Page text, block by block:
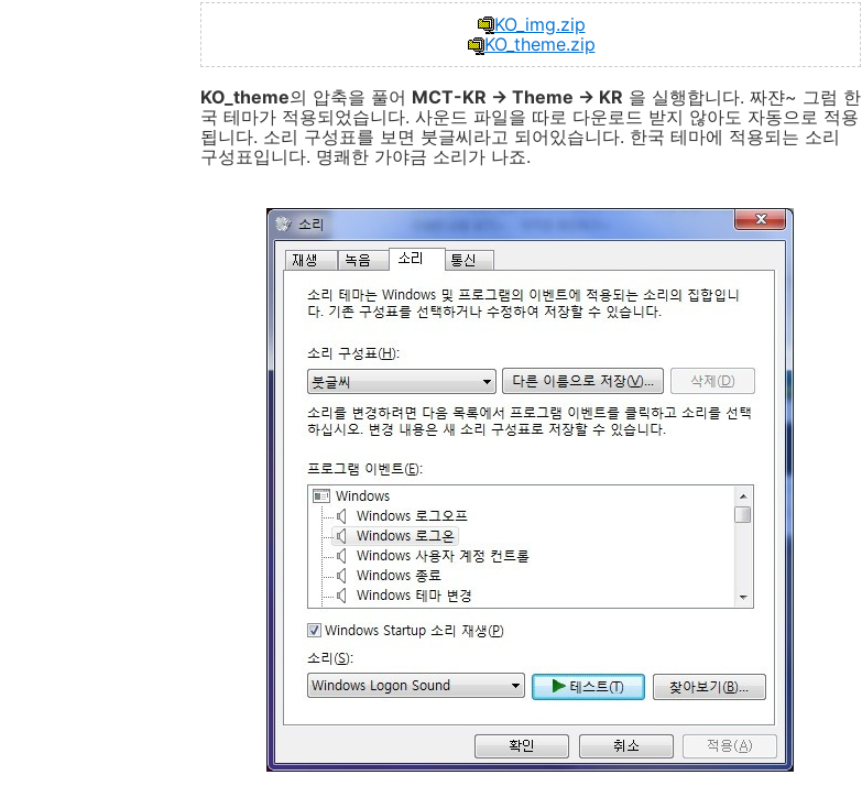
KO_img.zip
KO_theme.zip
KO_theme의 압축을 풀어 MCT-KR -> Theme -> KR 을 실행합니다. 짜쟌~ 그럼 한
국 테마가 적용되었습니다. 사운드 파일을 따로 다운로드 받지 않아도 자동으로 적용
됩니다. 소리 구성표를 보면 붓글씨라고 되어있습니다. 한국 테마에 적용되는 소리
구성표입니다. 명쾌한 가야금 소리가 나죠.